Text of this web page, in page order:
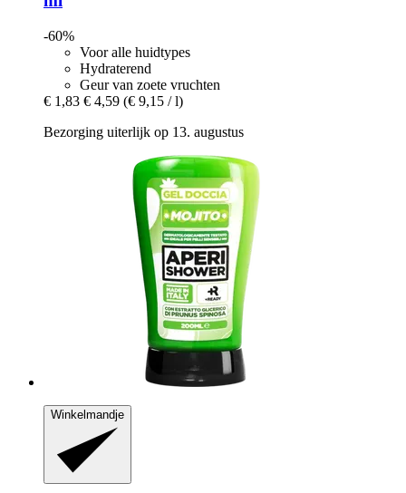
-60%
Voor alle huidtypes
Hydraterend
Geur van zoete vruchten
€ 1,83 € 4,59 (€ 9,15 / l)
Bezorging uiterlijk op 13. augustus
Winkelmandje